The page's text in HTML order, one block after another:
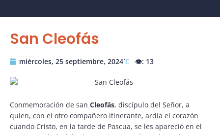
San Cleofás
miércoles, 25 septiembre, 2024˙ 👁️: 13
Conmemoración de san Cleofás, discípulo del Señor, a
quien, con el otro compañero itinerante, ardía el corazón
cuando Cristo, en la tarde de Pascua, se les apareció en el